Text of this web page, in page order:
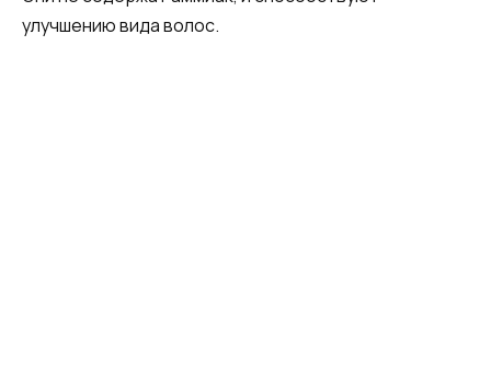
улучшению вида волос.